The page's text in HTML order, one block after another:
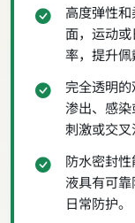
高度弹性
面，运动
率，提升佩
完全透明
渗出、感
刺激或交叉
防水密封
液具有可
日常防护。